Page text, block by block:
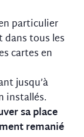
particulier
dans tous les
cartes en
jusqu’à
installés.
sa place
remanié